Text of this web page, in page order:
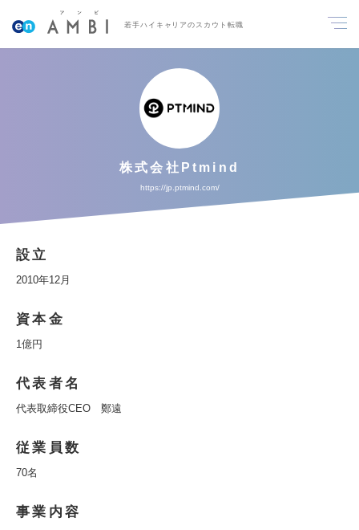
若手ハイキャリアのスカウト転職
株式会社Ptmind
https://jp.ptmind.com/
設立
2010年12月
資本金
1億円
代表者名
代表取締役CEO 鄭遠
従業員数
70名
事業内容